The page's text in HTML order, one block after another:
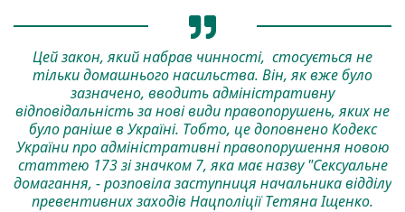
Цей закон, який набрав чинності, стосується не
тільки домашнього насильства. Він, як вже було
зазначено, вводить адміністративну
відповідальність за нові види правопорушень, яких не
було раніше в Україні. Тобто, це доповнено Кодекс
України про адміністративні правопорушення новою
статтею 173 зі значком 7, яка має назву "Сексуальне
домагання, - розповіла заступниця начальника відділу
превентивних заходів Нацполіції Тетяна Іщенко.